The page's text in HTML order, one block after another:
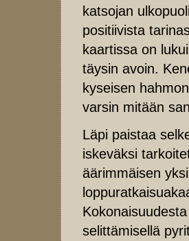
katsojan
positiivista
kaartissa on
täysin avoin.
kyseisen
varsin mitään
Läpi paistaa
iskeväksi
äärimmäisen
selittämisellä